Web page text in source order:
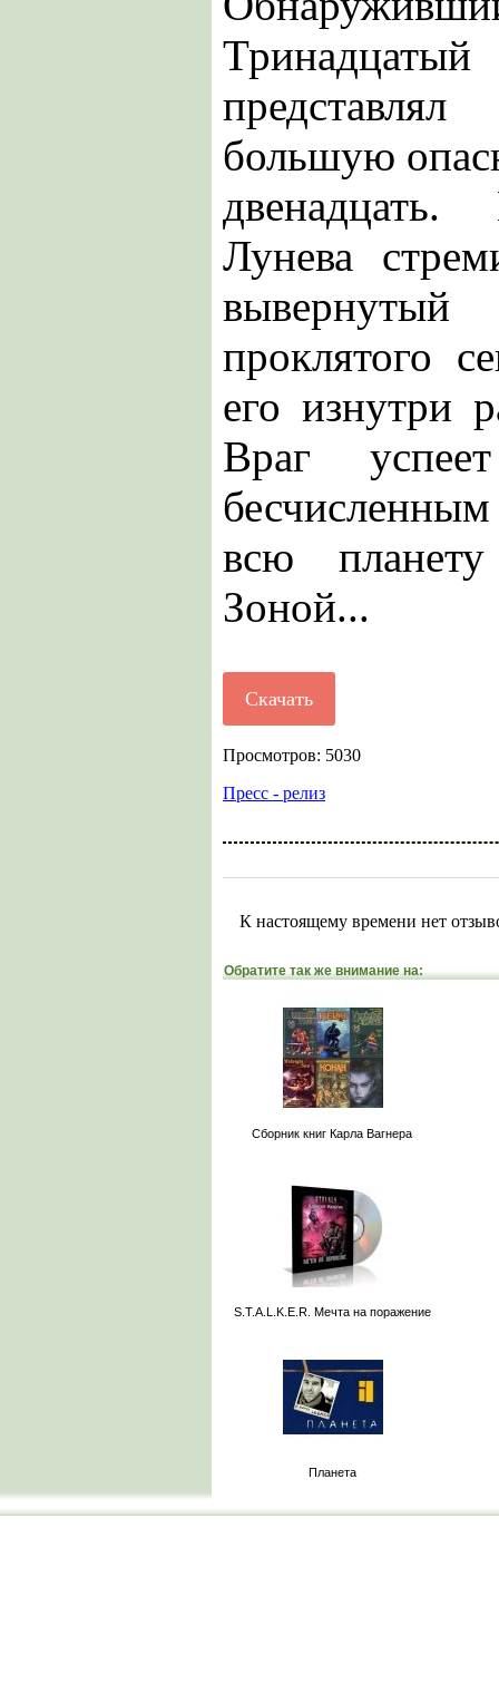
большую
Лунева
проклятого
его изнутри
Враг
всю
Зоной...
Скачать
Просмотров: 5030
Пресс - релиз
К настоящему времени нет
Обратите так же внимание на:
Сборник книг Карла Вагнера
S.T.A.L.K.E.R. Мечта на поражение
Планета